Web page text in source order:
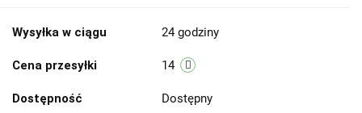
Wysyłka w ciągu 24 godziny
Cena przesyłki 14
Dostępność Dostępny